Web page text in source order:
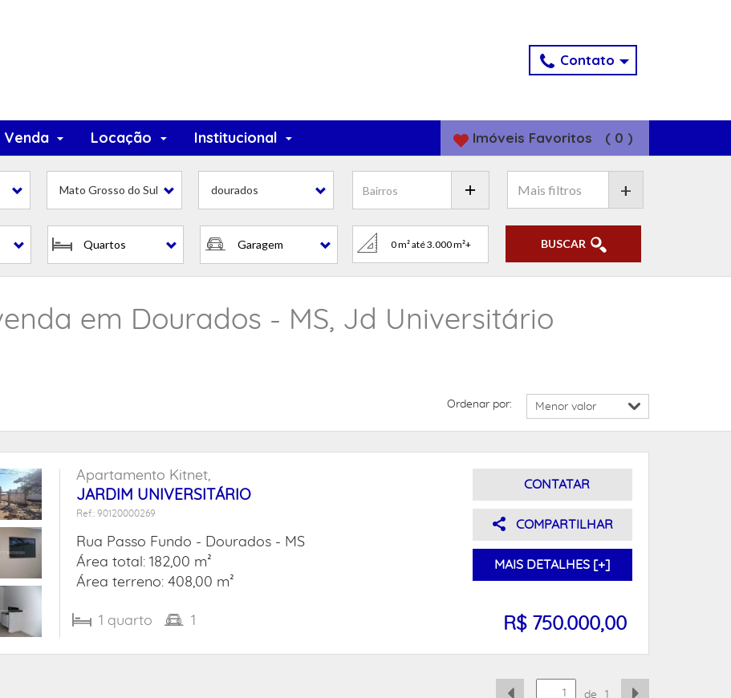
Contato
Venda Locação Institucional Imóveis Favoritos ( 0 )
Mato Grosso do Sul dourados
Quartos Garagem
+
BUSCAR
em Dourados - MS, Jd Universitário
Ordenar por:
Apartamento Kitnet,
JARDIM UNIVERSITÁRIO
Ref.: 90120000269
Rua Passo Fundo -
Dourados - MS
Área total: 182,00 m²
Área terreno: 408,00 m²
1 quarto 1
CONTATAR
COMPARTILHAR
MAIS DETALHES [+]
R$ 750.000,00
de 1